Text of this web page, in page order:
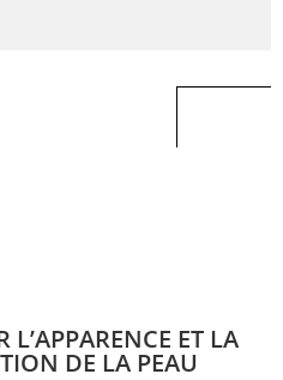
L’APPARENCE ET LA
DE LA PEAU